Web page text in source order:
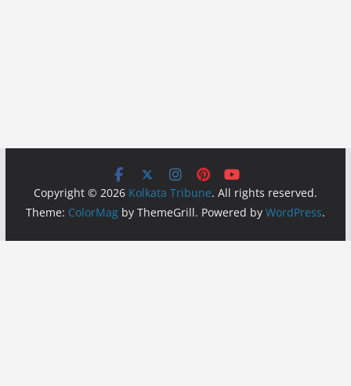
Copyright © 2026 Kolkata Tribune. All rights reserved.
Theme: ColorMagby ThemeGrill. Powered by WordPress.